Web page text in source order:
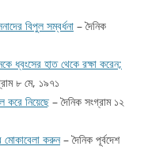
বিপুল সম্বর্ধনা – দৈনিক
ধ্বংসের হাত থেকে রক্ষা করেন;
৮ মে, ১৯৭১
নিয়েছে – দৈনিক সংগ্রাম ১২
মোকাবেলা করুন– দৈনিক পূর্বদেশ